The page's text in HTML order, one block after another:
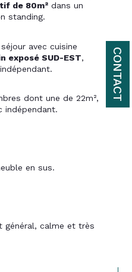
CONTACT
de 80m² dans un
standing.
avec cuisine
exposé SUD-EST,
dont une de 22m²,
indépendant.
en sus.
général, calme et très